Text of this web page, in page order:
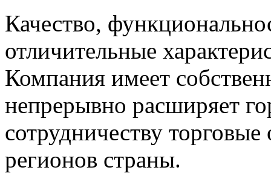
Качество,
отличительные
Компания имеет
непрерывно расширяет
сотрудничеству
регионов страны.